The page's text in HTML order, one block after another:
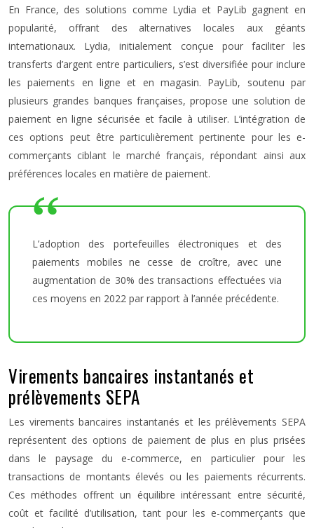
En France, des solutions comme Lydia et PayLib gagnent en
popularité, offrant des alternatives locales aux géants
internationaux. Lydia, initialement conçue pour faciliter les
transferts d’argent entre particuliers, s’est diversifiée pour inclure
les paiements en ligne et en magasin. PayLib, soutenu par
plusieurs grandes banques françaises, propose une solution de
paiement en ligne sécurisée et facile à utiliser. L’intégration de
ces options peut être particulièrement pertinente pour les e-
commerçants ciblant le marché français, répondant ainsi aux
préférences locales en matière de paiement.
L’adoption des portefeuilles électroniques et des
paiements mobiles ne cesse de croître, avec une
augmentation de 30% des transactions effectuées via
ces moyens en 2022 par rapport à l’année précédente.
Virements bancaires instantanés et
prélèvements SEPA
Les virements bancaires instantanés et les prélèvements SEPA
représentent des options de paiement de plus en plus prisées
dans le paysage du e-commerce, en particulier pour les
transactions de montants élevés ou les paiements récurrents.
Ces méthodes offrent un équilibre intéressant entre sécurité,
coût et facilité d’utilisation, tant pour les e-commerçants que